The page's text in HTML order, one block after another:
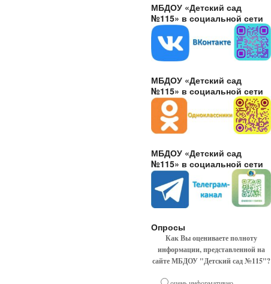
МБДОУ «Детский сад
№115» в социальной сети
МБДОУ «Детский сад
№115» в социальной сети
МБДОУ «Детский сад
№115» в социальной сети
Опросы
Как Вы оцениваете полноту
информации, представленной на
сайте МБДОУ "Детский сад №115"?